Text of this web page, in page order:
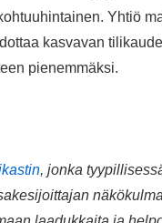
Yhtiö
kasvavan
pienemmäksi.
, jonka